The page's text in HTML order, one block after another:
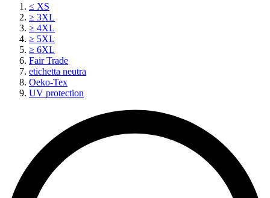
≤ XS
≥ 3XL
≥ 4XL
≥ 5XL
≥ 6XL
Fair Trade
etichetta neutra
Oeko-Tex
UV protection